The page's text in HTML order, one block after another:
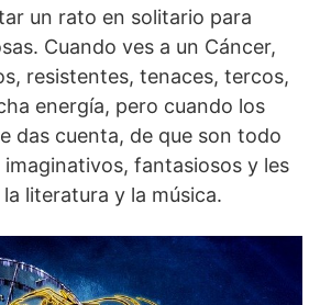
un rato en solitario para
Cuando ves a un Cáncer,
resistentes, tenaces, tercos,
energía, pero cuando los
das cuenta, de que son todo
fantasiosos y les
literatura y la música.